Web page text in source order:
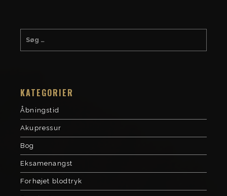
KATEGORIER
Åbningstid
Akupressur
Bog
Eksamenangst
Forhøjet blodtryk